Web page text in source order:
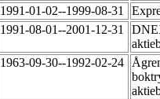
1991-01-02--1999-08-31
1991-08-01--2001-12-31
1963-09-30--1992-02-24